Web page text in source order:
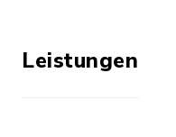
Leistungen